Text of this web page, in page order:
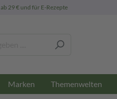
ab 29 € und für E-Rezepte
Marken Themenwelten